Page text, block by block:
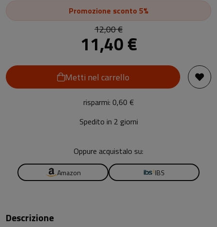
Promozione sconto 5%
12,00 €
11,40 €
Metti nel carrello
risparmi: 0,60 €
Spedito in 2 giorni
Oppure acquistalo su:
Amazon IBS
Descrizione